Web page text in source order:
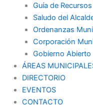
Guía de
Saludo del
Ordenanzas
Corporación
Gobierno Abierto
ÁREAS
DIRECTORIO
EVENTOS
CONTACTO